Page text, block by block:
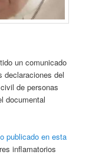
un comunicado
declaraciones del
de personas
documental
publicado en esta
inflamatorios